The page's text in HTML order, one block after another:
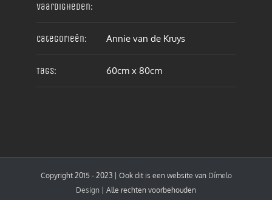
vaardigheden:
Categorieën: Annie van de Kruys
Tags: 60cm x 80cm
Copyright 2015 - 2023 | Ook dit is een website van Dímelo
Design | Alle rechten voorbehouden